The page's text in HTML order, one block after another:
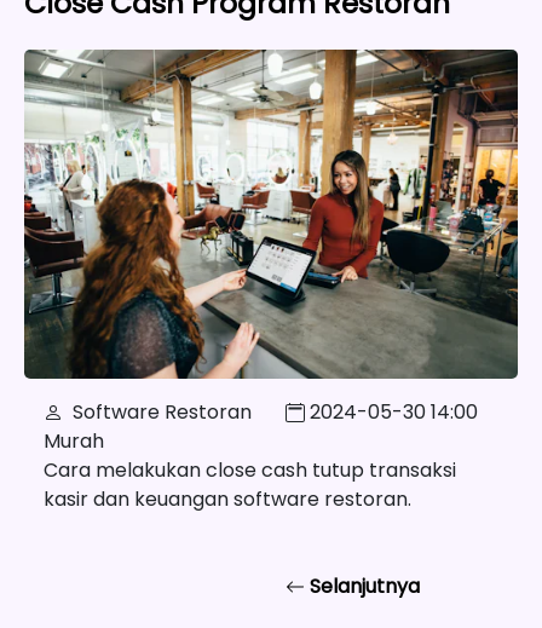
Software Restoran
Murah
2024-05-30 14:00
Cara melakukan close cash tutup transaksi
kasir dan keuangan software restoran.
Selanjutnya